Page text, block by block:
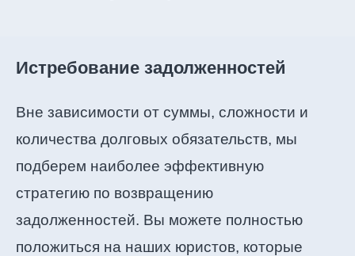
Истребование задолженностей
Вне зависимости от суммы, сложности и
количества долговых обязательств, мы
подберем наиболее эффективную
стратегию по возвращению
задолженностей. Вы можете полностью
положиться на наших юристов, которые